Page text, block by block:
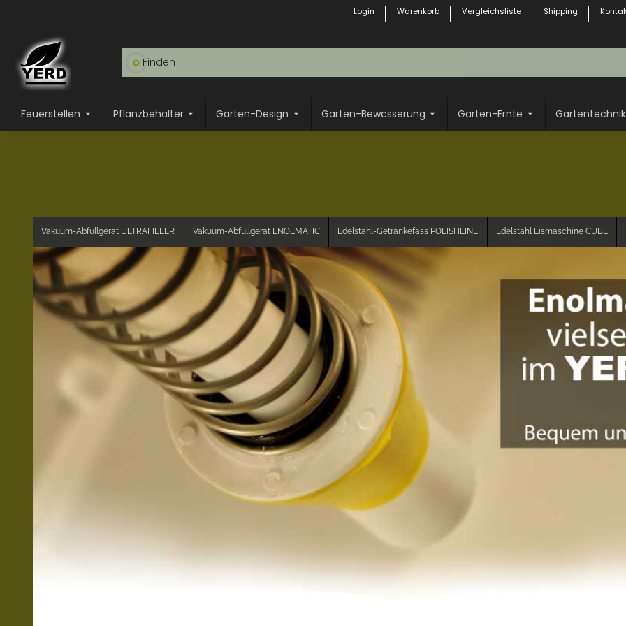
Login Warenkorb Vergleichsliste Shipping
Feuerstellen Pflanzbehälter Garten-Design Garten-Bewässerung Garten-Ernte Gartentechnik
Vakuum-Abfüllgerät ULTRAFILLER Vakuum-Abfüllgerät ENOLMATIC Edelstahl-Getränkefass POLISHLINE Edelstahl Eismaschine CUBE